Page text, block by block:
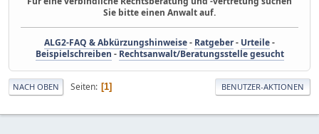
Sie bitte einen Anwalt auf.
ALG2-FAQ & Abkürzungshinweise- Ratgeber- Urteile-
Beispielschreiben - Rechtsanwalt/Beratungsstelle gesucht
NACH OBEN Seiten 1 BENUTZER-AKTIONEN